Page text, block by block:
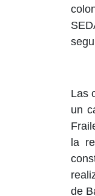
Las
un
la
de